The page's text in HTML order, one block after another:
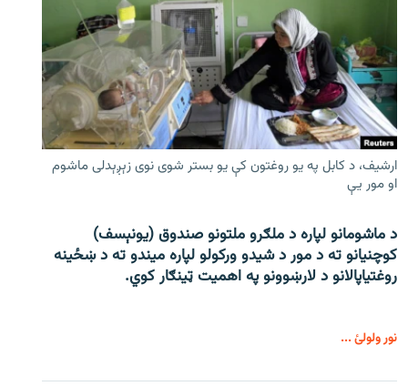
ارشیف، د کابل په یو روغتون کې یو بستر شوی نوی زېږېدلی ماشوم
او مور یې
د ماشومانو لپاره د ملګرو ملتونو صندوق (یونېسف)
کوچنیانو ته د مور د شیدو ورکولو لپاره میندو ته د ښځینه
روغتیاپالانو د لارښوونو په اهمیت ټینګار کوي.
نور ولولئ ...